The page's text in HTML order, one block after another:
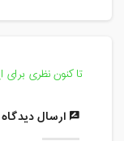
تا کنون نظری
ارسال دیدگاه